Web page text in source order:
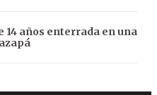
14 años enterrada en una